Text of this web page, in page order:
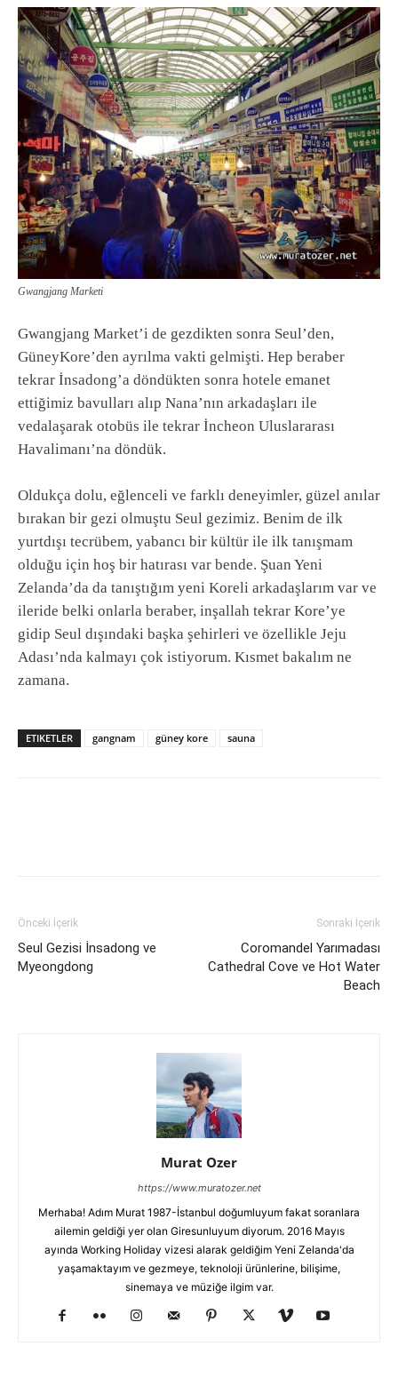
Gwangjang Marketi
Gwangjang Market’i de gezdikten sonra Seul’den,
GüneyKore’den ayrılma vakti gelmişti. Hep beraber
tekrar İnsadong’a döndükten sonra hotele emanet
ettiğimiz bavulları alıp Nana’nın arkadaşları ile
vedalaşarak otobüs ile tekrar İncheon Uluslararası
Havalimanı’na döndük.
Oldukça dolu, eğlenceli ve farklı deneyimler, güzel anılar
bırakan bir gezi olmuştu Seul gezimiz. Benim de ilk
yurtdışı tecrübem, yabancı bir kültür ile ilk tanışmam
olduğu için hoş bir hatırası var bende. Şuan Yeni
Zelanda’da da tanıştığım yeni Koreli arkadaşlarım var ve
ileride belki onlarla beraber, inşallah tekrar Kore’ye
gidip Seul dışındaki başka şehirleri ve özellikle Jeju
Adası’nda kalmayı çok istiyorum. Kısmet bakalım ne
zamana.
ETIKETLER gangnam güney kore sauna
Önceki İçerik
Seul Gezisi İnsadong ve
Myeongdong
Sonraki İçerik
Coromandel Yarımadası
Cathedral Cove ve Hot Water
Beach
Murat Ozer
https://www.muratozer.net
Merhaba! Adım Murat 1987-İstanbul doğumluyum fakat soranlara
ailemin geldiği yer olan Giresunluyum diyorum. 2016 Mayıs
ayında Working Holiday vizesi alarak geldiğim Yeni Zelanda'da
yaşamaktayım ve gezmeye, teknoloji ürünlerine, bilişime,
sinemaya ve müziğe ilgim var.